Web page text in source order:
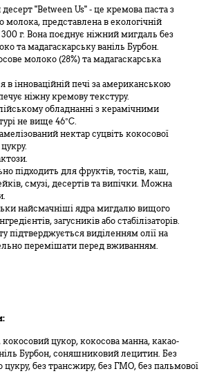
"Between Us" - це кремова паста з
молока, представлена в екологічній
г. Вона поєднує ніжний мигдаль без
та мадагаскарську ваніль Бурбон.
молоко (28%) та мадагаскарська
інноваційній печі за американською
ніжну кремову текстуру.
обладнанні з керамічними
не вище 46°C.
нектар суцвіть кокосової
підходить для фруктів, тостів, каш,
смузі, десертів та випічки. Можна
найсмачніші ядра мигдалю вищого
загусників або стабілізаторів.
підтверджується виділенням олії на
перемішати перед вживанням.
цукор, кокосова манна, какао-
Бурбон, соняшниковий лецитин. Без
цукру, без трансжиру, без ГМО, без пальмової